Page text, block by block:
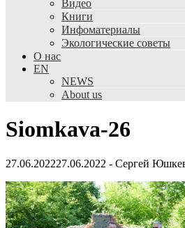
Видео
Книги
Инфоматериалы
Экологические советы
О нас
EN
NEWS
About us
Siomkava-26
27.06.202227.06.2022 - Сергей